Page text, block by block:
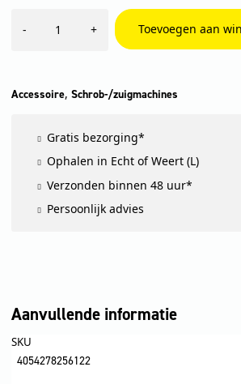
-
270
+ Toevoegen aan
Accessoire, Schrob-/zuigmachines
Gratis bezorging*
Ophalen in Echt of Weert (L)
Verzonden binnen 48 uur*
Persoonlijk advies
Aanvullende informatie
SKU
4054278256122